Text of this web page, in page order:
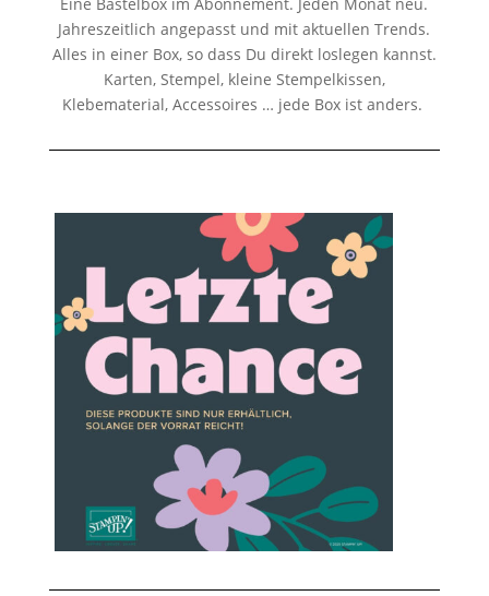
Jahreszeitlich angepasst und mit aktuellen Trends.
Alles in einer Box, so dass Du direkt loslegen kannst.
Karten, Stempel, kleine Stempelkissen,
Klebematerial, Accessoires … jede Box ist anders.